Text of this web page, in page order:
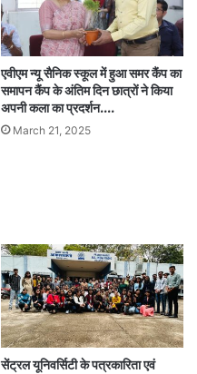
एवीएम न्यू सैनिक स्कूल में हुआ समर कैंप का
समापन कैंप के अंतिम दिन छात्रों ने किया
अपनी कला का प्रदर्शन….
March 21, 2025
सेंट्रल यूनिवर्सिटी के पत्रकारिता एवं